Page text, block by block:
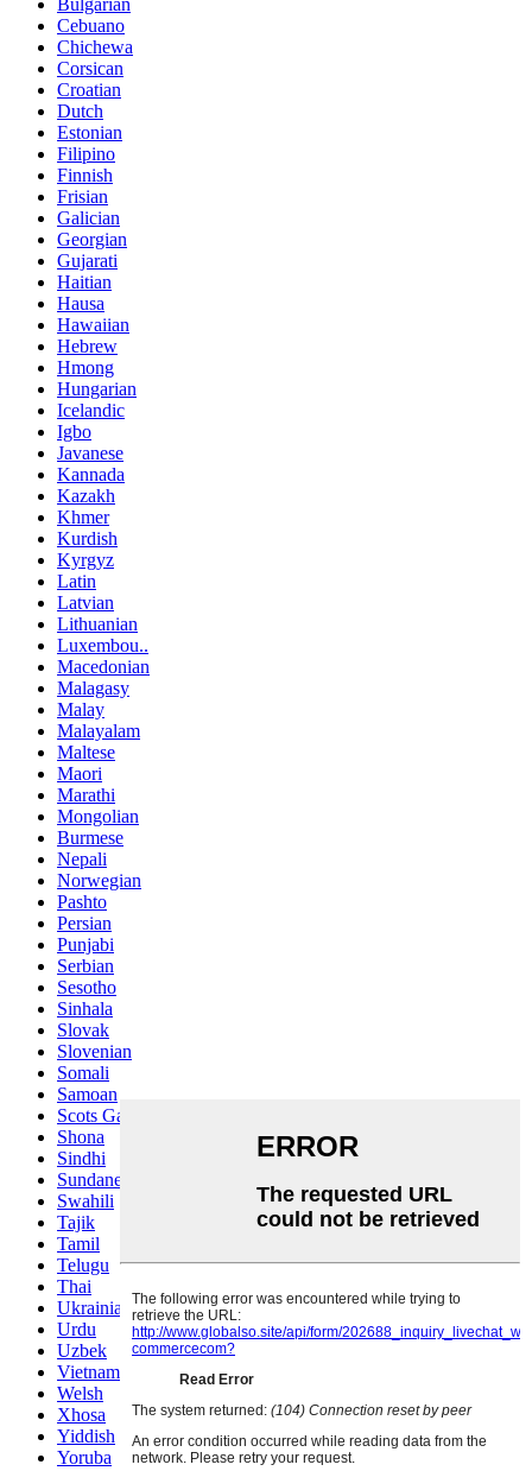
Bulgarian
Cebuano
Chichewa
Corsican
Croatian
Dutch
Estonian
Filipino
Finnish
Frisian
Galician
Georgian
Gujarati
Haitian
Hausa
Hawaiian
Hebrew
Hmong
Hungarian
Icelandic
Igbo
Javanese
Kannada
Kazakh
Khmer
Kurdish
Kyrgyz
Latin
Latvian
Lithuanian
Luxembou..
Macedonian
Malagasy
Malay
Malayalam
Maltese
Maori
Marathi
Mongolian
Burmese
Nepali
Norwegian
Pashto
Persian
Punjabi
Serbian
Sesotho
Sinhala
Slovak
Slovenian
Somali
Samoan
Scots Gaelic
Shona
Sindhi
Sundanese
Swahili
Tajik
Tamil
Telugu
Thai
Ukrainian
Urdu
Uzbek
Vietnamese
Welsh
Xhosa
Yiddish
Yoruba